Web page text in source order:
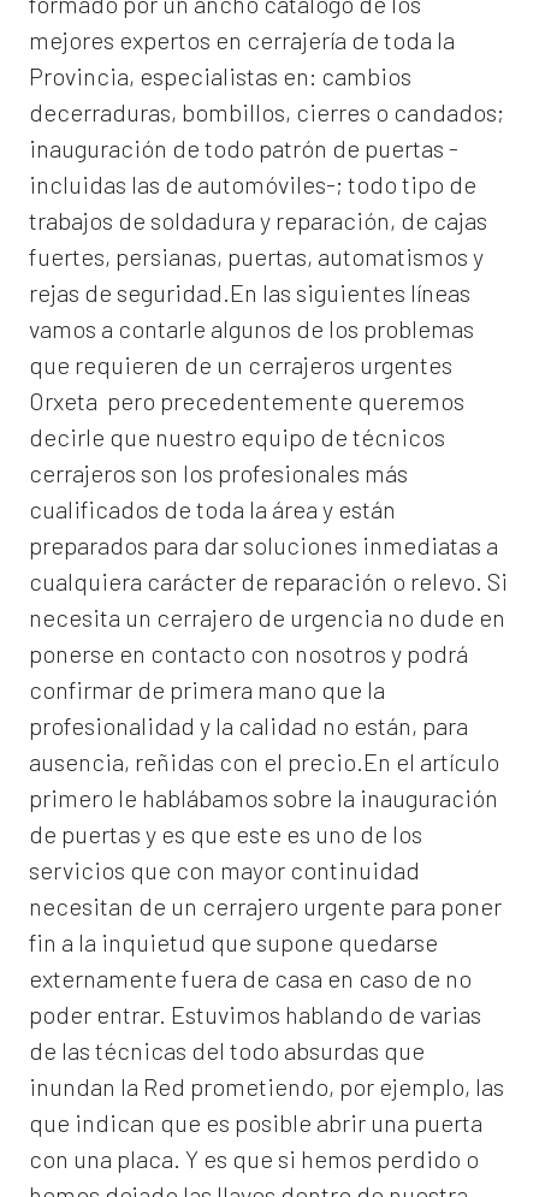
mejores expertos en cerrajería de toda la
Provincia, especialistas en: cambios
decerraduras, bombillos, cierres o candados;
inauguración de todo patrón de puertas -
incluidas las de automóviles-; todo tipo de
trabajos de soldadura y reparación, de cajas
fuertes, persianas, puertas, automatismos y
rejas de seguridad.En las siguientes líneas
vamos a contarle algunos de los problemas
que requieren de un cerrajeros urgentes
Orxeta pero precedentemente queremos
decirle que nuestro equipo de técnicos
cerrajeros son los profesionales más
cualificados de toda la área y están
preparados para dar soluciones inmediatas a
cualquiera carácter de reparación o relevo. Si
necesita un cerrajero de urgencia no dude en
ponerse en contacto con nosotros y podrá
confirmar de primera mano que la
profesionalidad y la calidad no están, para
ausencia, reñidas con el precio.En el artículo
primero le hablábamos sobre la inauguración
de puertas y es que este es uno de los
servicios que con mayor continuidad
necesitan de un cerrajero urgente para poner
fin a la inquietud que supone quedarse
externamente fuera de casa en caso de no
poder entrar. Estuvimos hablando de varias
de las técnicas del todo absurdas que
inundan la Red prometiendo, por ejemplo, las
que indican que es posible abrir una puerta
con una placa. Y es que si hemos perdido o